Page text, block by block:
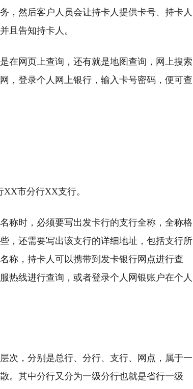
，然后客户人员会让持卡人提供卡号、持卡人
且告知持卡人。
在网页上查询，还有就是地图查询，网上搜索
，登录个人网上银行，输入卡号密码，便可查
市分行XX支行。
称时，必须要写出发卡行的支行全称，全称格
，还需要写出该支行的详细地址，包括支行所
称，持卡人可以携带到发卡银行网点进行查
热线进行查询，或者登录个人网银账户在个人
次，分别是总行、分行、支行、网点，属于一
。其中分行又分为一级分行也就是省行一级